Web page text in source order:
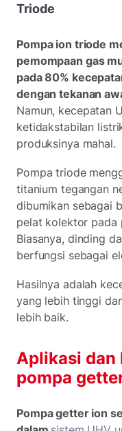
Triode
Pompa ion triode
pemompaan gas
pada 80%
dengan tekanan
Namun, kecepatan
ketidakstabilan
produksinya mahal.
Pompa triode
titanium tegangan
dibumikan sebagai
pelat kolektor pada
Biasanya, dinding
berfungsi sebagai
Hasilnya adalah
yang lebih tinggi
lebih baik.
Aplikasi dan
pompa
Pompa getter ion